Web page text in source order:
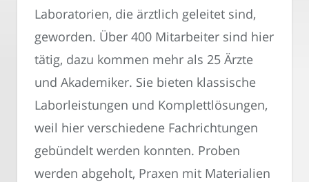
Laboratorien, die ärztlich geleitet sind,
geworden. Über 400 Mitarbeiter sind hier
tätig, dazu kommen mehr als 25 Ärzte
und Akademiker. Sie bieten klassische
Laborleistungen und Komplettlösungen,
weil hier verschiedene Fachrichtungen
gebündelt werden konnten. Proben
werden abgeholt, Praxen mit Materialien